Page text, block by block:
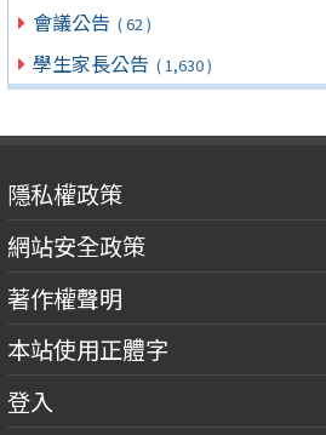
會議公告 ( 62 )
學生家長公告 ( 1,630 )
隱私權政策
網站安全政策
著作權聲明
本站使用正體字
登入